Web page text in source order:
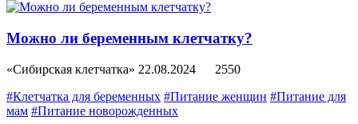
Можно ли беременным клетчатку?
«Сибирская клетчатка» 22.08.2024
2550
#Клетчатка для беременных #Питание женщин #Питание для
мам #Питание новорожденных